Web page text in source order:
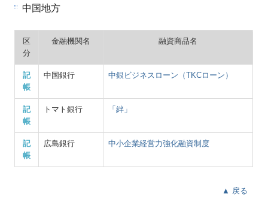
中国地方
区
分
金融機関名 融資商品名
記
帳
中国銀行 中銀ビジネスローン（TKCローン）
記
帳
トマト銀行 「絆」
記
帳
広島銀行 中小企業経営力強化融資制度
▲ 戻る